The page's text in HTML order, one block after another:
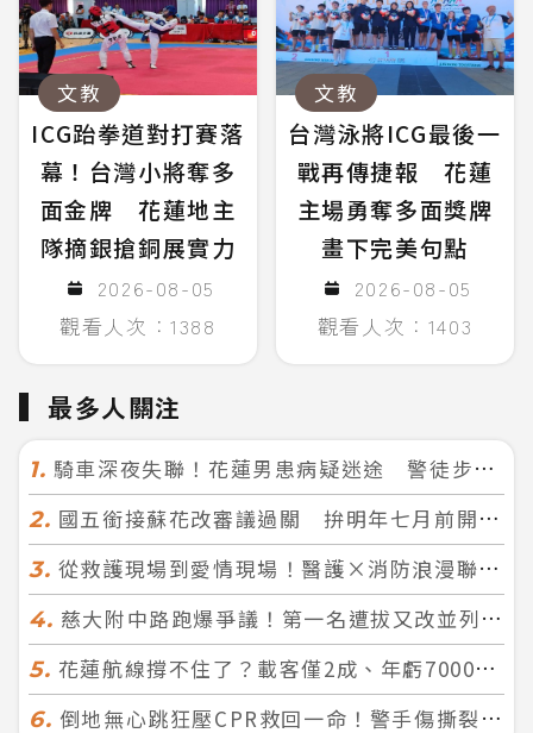
文教
ICG跆拳道對打賽落
幕！台灣小將奪多
面金牌 花蓮地主
隊摘銀搶銅展實力
2026-08-05
觀看人次：1388
文教
台灣泳將ICG最後一
戰再傳捷報 花蓮
主場勇奪多面獎牌
畫下完美句點
2026-08-05
觀看人次：1403
最多人關注
1. 騎車深夜失聯！花蓮男患病疑迷途 警徒步百米急尋救回一命
2. 國五銜接蘇花改審議過關 拚明年七月前開工！台北花蓮2小時生活圈成形
3. 從救護現場到愛情現場！醫護×消防浪漫聯誼 32人配對成功5對
4. 慈大附中路跑爆爭議！第一名遭拔又改並列 家長怒：難以接受
5. 花蓮航線撐不住了？載客僅2成、年虧7000萬 華信喊：真的快飛不下去
6. 倒地無心跳狂壓CPR救回一命！警手傷撕裂仍不放手 竟救到藝人何篤霖哥哥